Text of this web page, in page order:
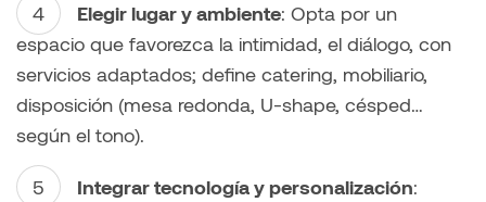
Elegir lugar y ambiente: Opta por un
espacio que favorezca la intimidad, el diálogo, con
servicios adaptados; define catering, mobiliario,
disposición (mesa redonda, U-shape, césped…
según el tono).
Integrar tecnología y personalización: